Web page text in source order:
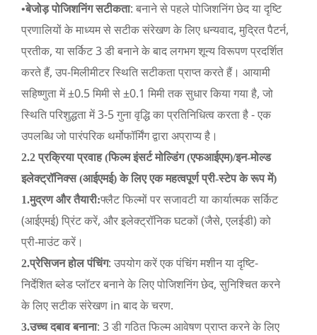
•बेजोड़ पोजिशनिंग सटीकता: बनाने से पहले पोजिशनिंग छेद या दृष्टि
प्रणालियों के माध्यम से सटीक संरेखण के लिए धन्यवाद, मुद्रित पैटर्न,
प्रतीक, या सर्किट 3 डी बनाने के बाद लगभग शून्य विरूपण प्रदर्शित
करते हैं, उप-मिलीमीटर स्थिति सटीकता प्राप्त करते हैं। आयामी
सहिष्णुता में ±0.5 मिमी से ±0.1 मिमी तक सुधार किया गया है, जो
स्थिति परिशुद्धता में 3-5 गुना वृद्धि का प्रतिनिधित्व करता है - एक
उपलब्धि जो पारंपरिक थर्मोफॉर्मिंग द्वारा अप्राप्य है।
2.2 प्रक्रिया प्रवाह (फिल्म इंसर्ट मोल्डिंग (एफआईएम)/इन-मोल्ड
इलेक्ट्रॉनिक्स (आईएमई) के लिए एक महत्वपूर्ण प्री-स्टेप के रूप में)
1.मुद्रण और तैयारी:फ्लैट फिल्मों पर सजावटी या कार्यात्मक सर्किट
(आईएमई) प्रिंट करें, और इलेक्ट्रॉनिक घटकों (जैसे, एलईडी) को
प्री-माउंट करें।
2.प्रेसिजन होल पंचिंग: उपयोग करें एक पंचिंग मशीन या दृष्टि-
निर्देशित ब्लेड प्लॉटर बनाने के लिए पोजिशनिंग छेद, सुनिश्चित करने
के लिए सटीक संरेखण in बाद के चरण.
3.उच्च दबाव बनाना: 3 डी गठित फिल्म आवेषण प्राप्त करने के लिए